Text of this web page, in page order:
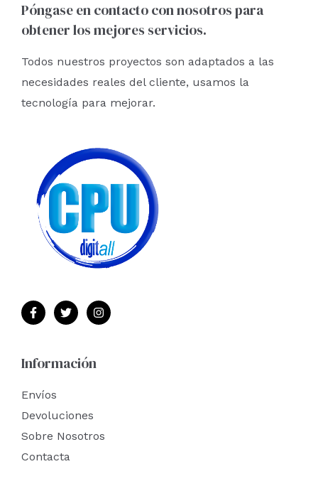
Póngase en contacto con nosotros para
obtener los mejores servicios.
Todos nuestros proyectos son adaptados a las
necesidades reales del cliente, usamos la
tecnología para mejorar.
Información
Envíos
Devoluciones
Sobre Nosotros
Contacta